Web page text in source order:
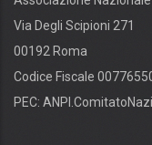
Via Degli Scipioni 271
00192 Roma
Codice Fiscale
PEC: